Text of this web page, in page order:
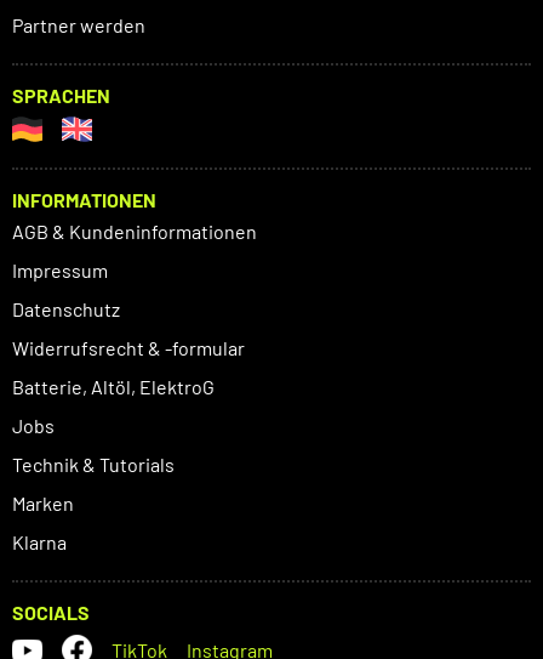
Partner werden
SPRACHEN
INFORMATIONEN
AGB & Kundeninformationen
Impressum
Datenschutz
Widerrufsrecht & -formular
Batterie, Altöl, ElektroG
Jobs
Technik & Tutorials
Marken
Klarna
SOCIALS
TikTok
Instagram